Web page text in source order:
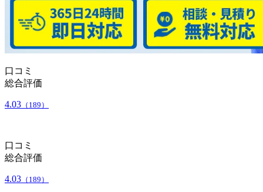
口コミ
総合評価
4.03 （189）
口コミ
総合評価
4.03 （189）